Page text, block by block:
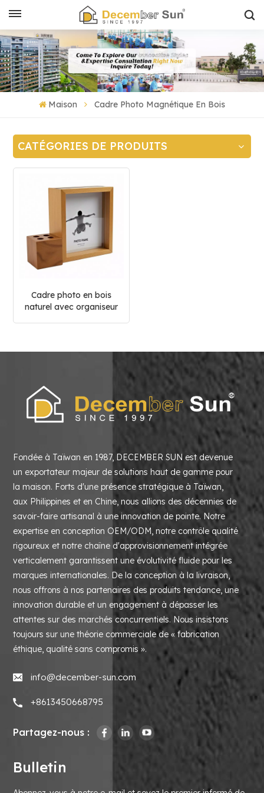
Maison Cadre Photo Magnétique En Bois
CATÉGORIES DE PRODUITS
Cadre photo en bois
naturel avec organiseur
Fondée à Taïwan en 1987, DECEMBER SUN est devenue
un exportateur majeur de solutions haut de gamme pour
la maison. Forts d'une présence stratégique à Taïwan,
aux Philippines et en Chine, nous allions des décennies de
savoir-faire artisanal à une innovation de pointe. Notre
expertise en conception OEM/ODM, notre contrôle qualité
rigoureux et notre chaîne d'approvisionnement intégrée
verticalement garantissent une évolutivité fluide pour les
marques internationales. De la conception à la livraison,
nous offrons à nos partenaires des produits tendance, une
innovation durable et un engagement à dépasser les
attentes sur des marchés concurrentiels. Nous insistons
toujours sur une théorie commerciale de « fabrication
éthique, qualité sans compromis ».
info@december-sun.com
+8613450668795
Partagez-nous :
Bulletin